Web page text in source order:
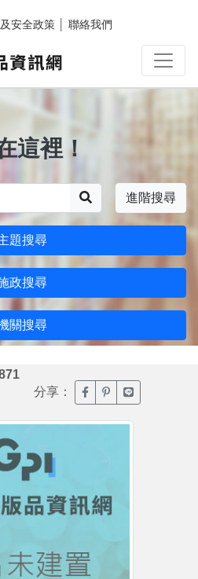
安全政策 聯絡我們
這裡！
進階搜尋
題搜尋
政搜尋
關搜尋
分享： 臉書分享(另開新視窗)
噗浪分享(另開新
Line分享(另